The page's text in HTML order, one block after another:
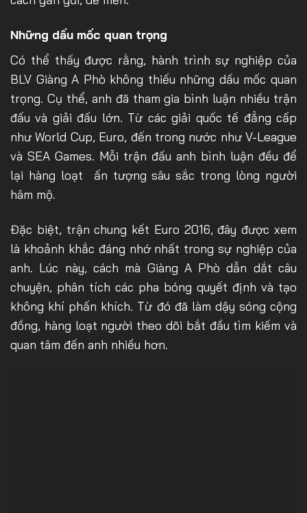
Những dấu mốc quan trọng
Có thể thấy được rằng, hành trình sự nghiệp của
BLV Giàng A Phò không thiếu những dấu mốc quan
trọng. Cụ thể, anh đã tham gia bình luận nhiều trận
đấu và giải đấu lớn. Từ các giải quốc tế đẳng cấp
như World Cup, Euro, đến trong nước như V-League
và SEA Games. Mỗi trận đấu anh bình luận đều để
lại hàng loạt ấn tượng sâu sắc trong lòng người
hâm mộ.
Đặc biệt, trận chung kết Euro 2016, đây được xem
là khoảnh khắc đáng nhớ nhất trong sự nghiệp của
anh. Lúc này, cách mà Giàng A Phò dẫn dắt câu
chuyện, phân tích các pha bóng quyết định và tạo
không khí phấn khích. Từ đó đã làm dậy sóng cộng
đồng, hàng loạt người theo dõi bắt đầu tìm kiếm và
quan tâm đến anh nhiều hơn.